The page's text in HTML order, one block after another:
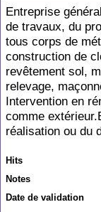
Entreprise
de travaux, du
tous corps de
construction de
revêtement sol,
relevage,
Intervention en
comme
réalisation ou du
Hits
Notes
Date de validation